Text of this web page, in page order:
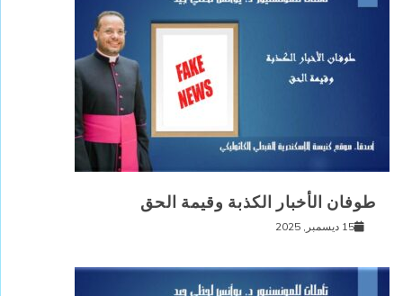
طوفان الأخبار الكذبة وقيمة الحق
15 ديسمبر, 2025